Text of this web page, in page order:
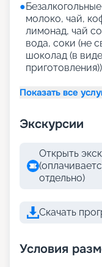
●
молоко, чай,
лимонад, чай
вода, соки (не
шоколад (в
приготовления))
Показать все
Экскурсии
Открыть
отдельно)
Скачать
Условия